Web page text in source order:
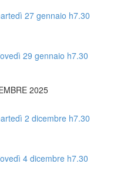
27 gennaio h7.30
29 gennaio h7.30
2025
2 dicembre h7.30
4 dicembre h7.30